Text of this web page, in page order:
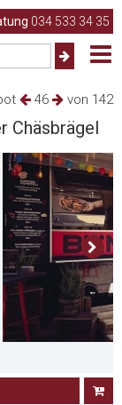
034 533 34 35
46 von 142
Chäsbrägel